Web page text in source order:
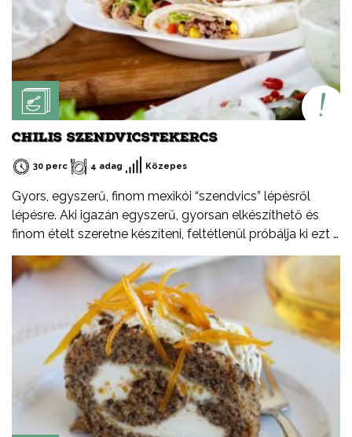
CHILIS SZENDVICSTEKERCS
30 perc 4 adag Közepes
Gyors, egyszerű, finom mexikói “szendvics” lépésről
lépésre. Aki igazán egyszerű, gyorsan elkészíthető és
finom ételt szeretne készíteni, feltétlenül próbálja ki ezt a
receptemet – akár hidegen akár melegen.